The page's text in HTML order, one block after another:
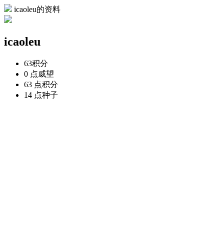
icaoleu的资料
icaoleu
63积分
0 点威望
63 点积分
14 点种子